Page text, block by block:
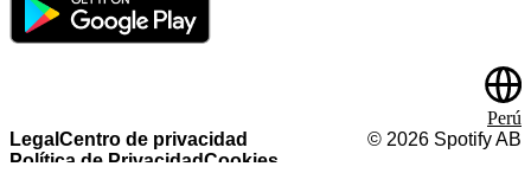
Legal Centro de privacidad
Política de PrivacidadCookies
© 2026 Spotify AB
Perú